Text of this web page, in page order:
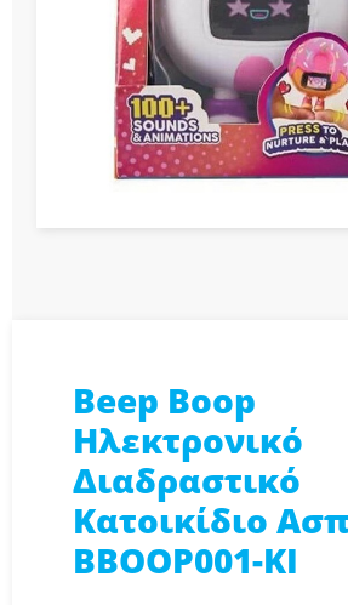
Beep Boop
Ηλεκτρονικό
Διαδραστικό
Κατοικίδιο
BBOOP001-KI